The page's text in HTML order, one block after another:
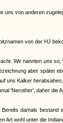
von anderen
von der HJ
Wir nannten uns
aber später
uns Kalker
'Nerother', daher die
damals bestand
Art wohl unter die